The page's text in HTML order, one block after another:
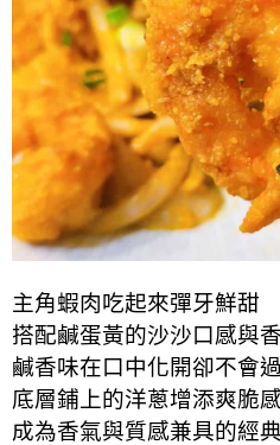
主角蝦肉吃起來彈牙鮮甜
搭配鹹蛋黃的沙沙口感與
鹹香味在口中化開卻不會
底層鋪上的洋蔥增添爽脆
成為香氣與質感兼具的經